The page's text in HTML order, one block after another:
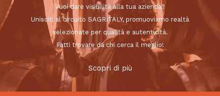
Vuoi dare visibilità alla tua azienda?
Unisciti al circuito SAGRITALY, promuoviamo realtà
selezionate per qualità e autenticità.
Fatti trovare da chi cerca il meglio!
Scopri di più